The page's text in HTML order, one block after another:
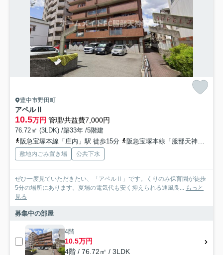
豊中市野田町
アペルⅡ
10.5万円 管理/共益費7,000円
76.72㎡ (3LDK) /築33年 /5階建
阪急宝塚本線「庄内」駅 徒歩15分
阪急宝塚本線「服部天神」駅 徒歩20分
敷地内ごみ置き場 公共下水
ぜひ一度見ていただきたい、「アペルⅡ」です。くりのみ保育園が徒歩
5分の場所にあります。夏場の電気代も安く抑えられる通風良...
もっと
見る
募集中の部屋
4階
10.5万円
4階 / 76.72㎡ / 3LDK